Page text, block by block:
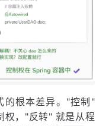
的根本差异。"控制"
权，"反转" 就是从程